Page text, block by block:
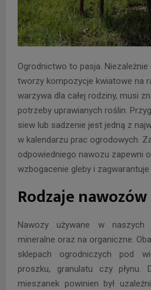
Ogrodnictwo to pasja.
tworzy kompozycje kwiatowe na
warzywa dla całej rodziny, musi
potrzeby uprawianych roślin.
siew lub sadzenie jest jedną z
w kalendarzu prac ogrodowych.
odpowiedniego nawozu zapewni
wzbogacenie gleby i zagwarantuje
Rodzaje nawozów
Nawozy używane w naszych
mineralne oraz na organiczne.
sklepach ogrodniczych pod
proszku, granulatu czy płynu.
mieszanek powinien był